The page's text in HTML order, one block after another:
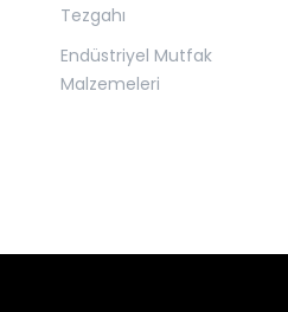
Tezgahı
Endüstriyel Mutfak
Malzemeleri